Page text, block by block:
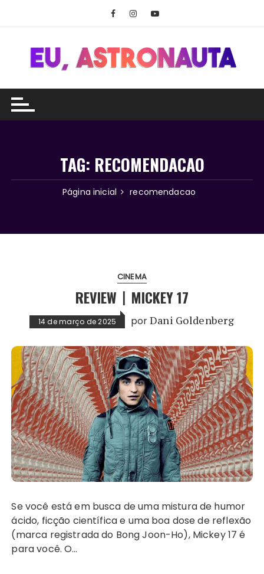
conteúdo
TAG: RECOMENDACAO
Página inicial recomendacao
CINEMA
REVIEW〡MICKEY 17
14 de março de 2025 porDani Goldenberg
Se você está em busca de uma mistura de humor
ácido, ficção científica e uma boa dose de reflexão
(marca registrada do Bong Joon-Ho), Mickey 17 é
para você. O…